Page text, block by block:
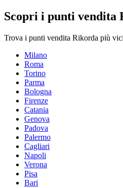
Scopri i punti vendita
Trova i punti vendita Rikorda più
Milano
Roma
Torino
Parma
Bologna
Firenze
Catania
Genova
Padova
Palermo
Cagliari
Napoli
Verona
Pisa
Bari